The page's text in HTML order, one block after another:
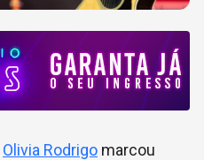
Olivia Rodrigo marcou